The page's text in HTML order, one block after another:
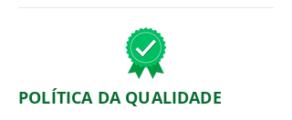
POLÍTICA DA QUALIDADE